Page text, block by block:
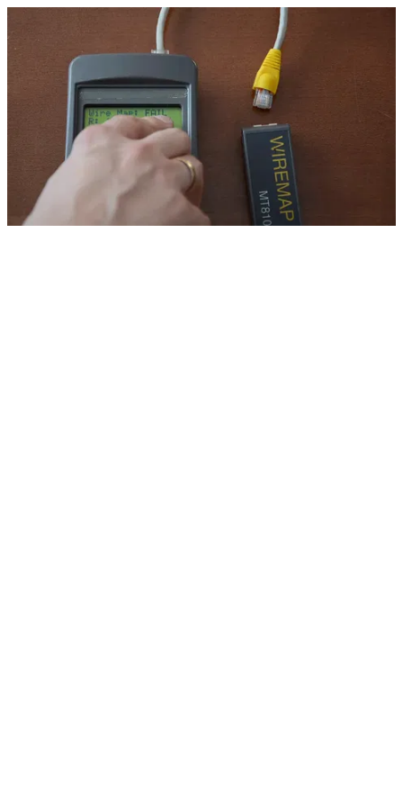
tester_eth_-_sc8108_zamienionezyly45_v1